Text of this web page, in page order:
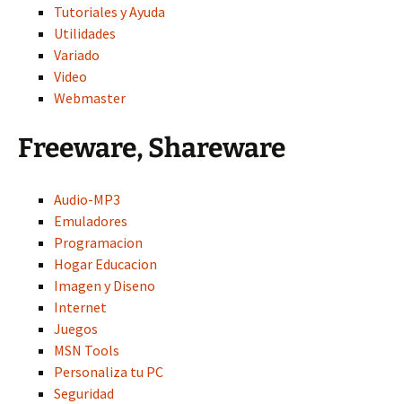
Tutoriales y Ayuda
Utilidades
Variado
Video
Webmaster
Freeware, Shareware
Audio-MP3
Emuladores
Programacion
Hogar Educacion
Imagen y Diseno
Internet
Juegos
MSN Tools
Personaliza tu PC
Seguridad